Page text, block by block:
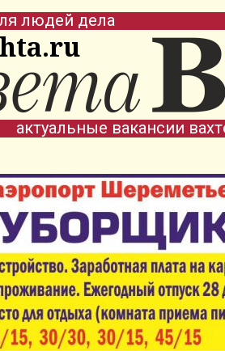
людей дела
актуальные вакансии